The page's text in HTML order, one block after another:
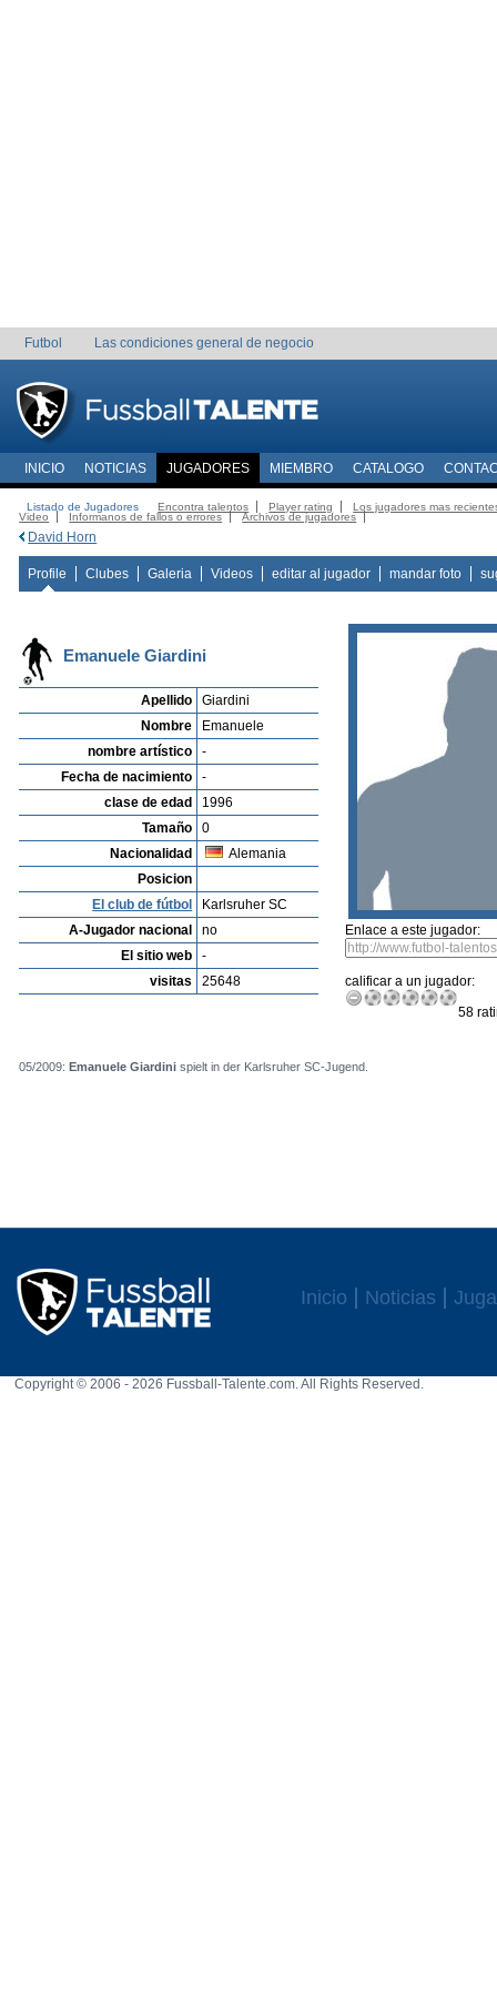
Futbol Las condiciones general de negocio
INICIO NOTICIAS JUGADORES MIEMBRO CATALOGO
Listado de Jugadores Encontra talentos Player rating
Los jugadores mas
Video
Informanos de fallos o errores Archivos de jugadores
David Horn
Profile Clubes Galeria Videos editar al jugador mandar foto
Emanuele Giardini
Apellido
Giardini
Nombre
Emanuele
nombre artístico
-
Fecha de nacimiento
-
clase de edad
1996
Tamaño
0
Nacionalidad
Alemania
Posicion
El club de fútbol
Karlsruher SC
A-Jugador nacional
no
El sitio web
-
visitas
25648
Enlace a este jugador:
calificar a un jugador:
58
05/2009:Emanuele Giardini spielt in der Karlsruher SC-Jugend.
Inicio Noticias
Copyright © 2006 - 2026 Fussball-Talente.com. All Rights Reserved.